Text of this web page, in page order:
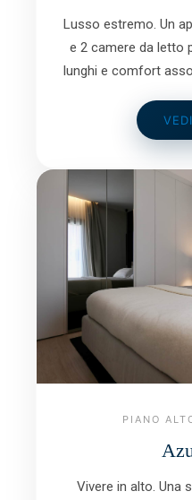
Lusso estremo. Un
e 2 camere da letto
lunghi e comfort
PIANO
Vivere in alto. Una